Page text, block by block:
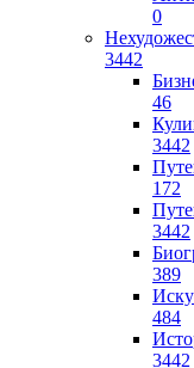
0
3442
46
3442
172
3442
389
484
3442